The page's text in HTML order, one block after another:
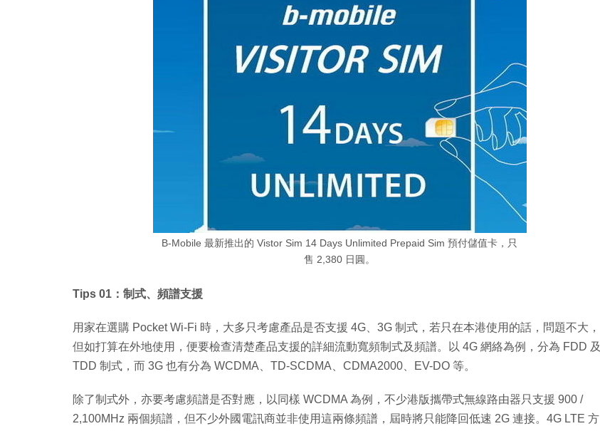
B-Mobile 最新推出的 Vistor Sim 14 Days Unlimited Prepaid Sim 預付儲值卡，只
售 2,380 日圓。
Tips 01：制式、頻譜支援
用家在選購 Pocket Wi-Fi 時，大多只考慮產品是否支援 4G、3G 制式，若只在本港使用的話，問題不大，
但如打算在外地使用，便要檢查清楚產品支援的詳細流動寬頻制式及頻譜。以 4G 網絡為例，分為 FDD 及
TDD 制式，而 3G 也有分為 WCDMA、TD-SCDMA、CDMA2000、EV-DO 等。
除了制式外，亦要考慮頻譜是否對應，以同樣 WCDMA 為例，不少港版攜帶式無線路由器只支援 900 /
2,100MHz 兩個頻譜，但不少外國電訊商並非使用這兩條頻譜，屆時將只能降回低速 2G 連接。4G LTE 方